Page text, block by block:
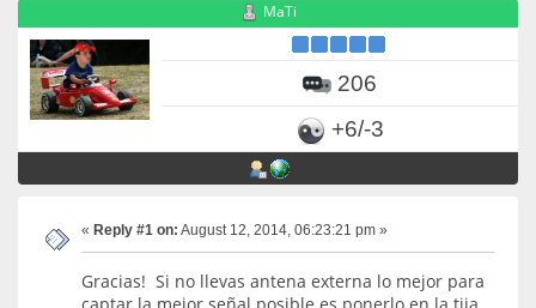
MaTi
206
+6/-3
« Reply #1 on: August 12, 2014, 06:23:21 pm »
Gracias! Si no llevas antena externa lo mejor para
captar la mejor señal posible es ponerlo en la tija